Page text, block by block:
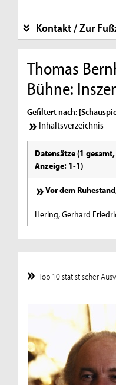
Kontakt / Zur
Thomas
Bühne:
Gefiltert nach:
Inhaltsverzeichnis
Datensätze (1 gesamt,
Anzeige: 1-1)
Vor dem
Hering, Gerhard
Top 10 statistischer